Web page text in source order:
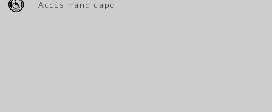
Accès handicapé